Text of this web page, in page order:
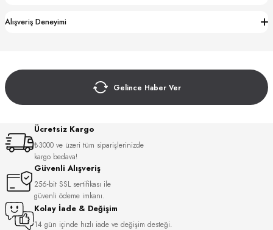
Alışveriş Deneyimi
Gelince Haber Ver
Ücretsiz Kargo
₺3000 ve üzeri tüm siparişlerinizde
kargo bedava!
Güvenli Alışveriş
256-bit SSL sertifikası ile
güvenli ödeme imkanı.
Kolay İade & Değişim
14 gün içinde hızlı iade ve değişim desteği.